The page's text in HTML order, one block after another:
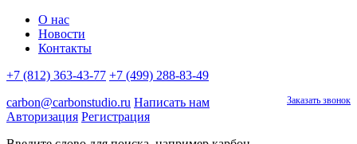
О нас
Новости
Контакты
+7 (812) 363-43-77 +7 (499) 288-83-49
Заказать звонок
carbon@carbonstudio.ru Написать нам
Авторизация Регистрация